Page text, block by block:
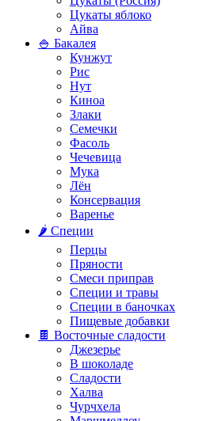
Цукаты яблоко
Айва
🍚 Бакалея
Кунжут
Рис
Нут
Киноа
Злаки
Семечки
Фасоль
Чечевица
Мука
Лён
Консервация
Варенье
🌶️ Специи
Перцы
Пряности
Смеси приправ
Специи и травы
Специи в баночках
Пищевые добавки
🍫 Восточные сладости
Джезерье
В шоколаде
Сладости
Халва
Чурчхела